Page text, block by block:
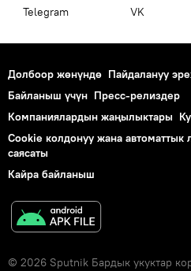
Telegram VK
Долбоор жөнүндө Пайдалануу
Байланыш үчүн Пресс-релиздер
Компаниялардын жаңылыктары
Cookie колдонуу жана автоматтык
саясаты
Кайра байланыш
© 2026 Sputnik Бардык укуктар